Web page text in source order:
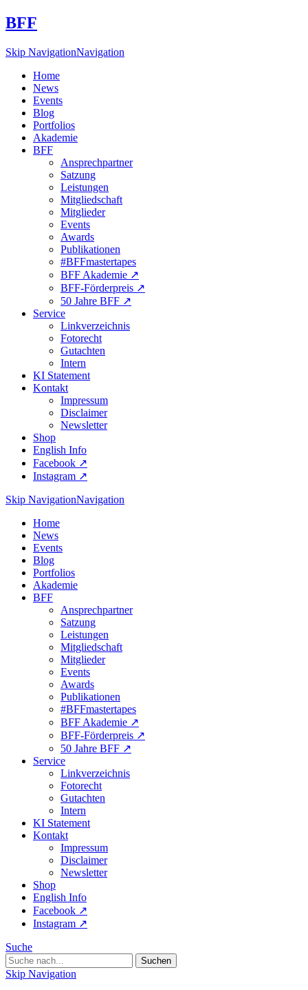
BFF
Skip NavigationNavigation
Home
News
Events
Blog
Portfolios
Akademie
BFF
Ansprechpartner
Satzung
Leistungen
Mitgliedschaft
Mitglieder
Events
Awards
Publikationen
#BFFmastertapes
BFF Akademie ↗︎
BFF-Förderpreis ↗︎
50 Jahre BFF ↗︎
Service
Linkverzeichnis
Fotorecht
Gutachten
Intern
KI Statement
Kontakt
Impressum
Disclaimer
Newsletter
Shop
English Info
Facebook ↗︎
Instagram ↗︎
Skip NavigationNavigation
Home
News
Events
Blog
Portfolios
Akademie
BFF
Ansprechpartner
Satzung
Leistungen
Mitgliedschaft
Mitglieder
Events
Awards
Publikationen
#BFFmastertapes
BFF Akademie ↗︎
BFF-Förderpreis ↗︎
50 Jahre BFF ↗︎
Service
Linkverzeichnis
Fotorecht
Gutachten
Intern
KI Statement
Kontakt
Impressum
Disclaimer
Newsletter
Shop
English Info
Facebook ↗︎
Instagram ↗︎
Suche
Skip Navigation